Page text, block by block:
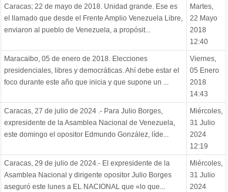
Caracas; 22 de mayo de 2018. Unidad grande. Ese es
el llamado que desde el Frente Amplio Venezuela Libre,
enviaron al pueblo de Venezuela, a propósit...
Martes,
22 Mayo
2018
12:40
Maracaibo, 05 de enero de 2018. Elecciones
presidenciales, libres y democráticas. Ahí debe estar el
foco durante este año que inicia y que supone un ...
Viernes,
05 Enero
2018
14:43
Caracas, 27 de julio de 2024 .- Para Julio Borges,
expresidente de la Asamblea Nacional de Venezuela,
este domingo el opositor Edmundo González, líde...
Miércoles,
31 Julio
2024
12:19
Caracas, 29 de julio de 2024.- El expresidente de la
Asamblea Nacional y dirigente opositor Julio Borges
aseguró este lunes a EL NACIONAL que «lo que...
Miércoles,
31 Julio
2024